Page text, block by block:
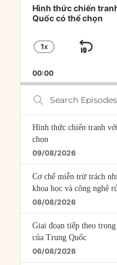
Player
Hình thức chiến
Quốc có thể chọn
CHANGE
RATE
1X
SKIP
00:00
Search
Episodes
Hình thức chiến tranh
chọn
09/08/2026
Cơ chế miễn trừ trách
khoa học và công nghệ
08/08/2026
Giai đoạn tiếp theo
của Trung Quốc
06/08/2026